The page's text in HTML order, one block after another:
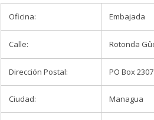
Oficina: Embajada
Calle: Rotonda
Dirección Postal: PO Box 2307
Ciudad: Managua